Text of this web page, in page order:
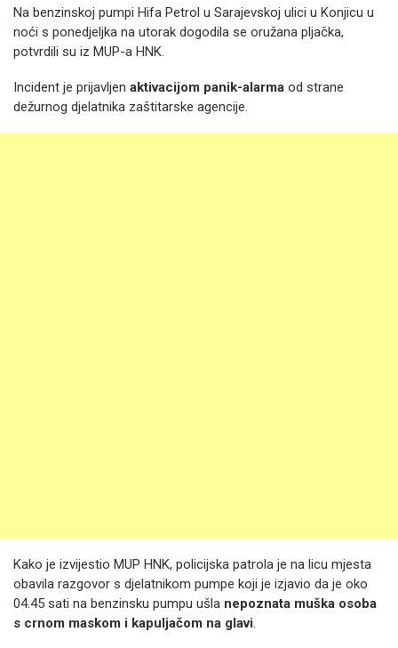
Na benzinskoj pumpi Hifa Petrol u Sarajevskoj ulici u Konjicu u
noći s ponedjeljka na utorak dogodila se oružana pljačka,
potvrdili su iz MUP-a HNK.
Incident je prijavljen aktivacijom panik-alarma od strane
dežurnog djelatnika zaštitarske agencije.
Kako je izvijestio MUP HNK, policijska patrola je na licu mjesta
obavila razgovor s djelatnikom pumpe koji je izjavio da je oko
04.45 sati na benzinsku pumpu ušla nepoznata muška osoba
s crnom maskom i kapuljačom na glavi.